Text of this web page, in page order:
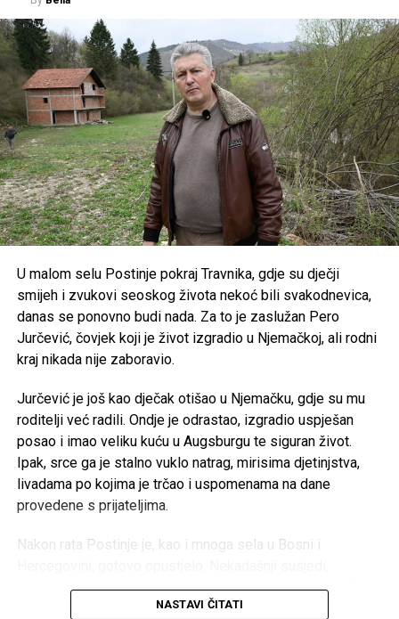
Monaku. Nakon toga par je jahtom doplovio do Portofina
gdje je u večernjim satima počelo i slavlje koje će trajati tri
dana.
Share Post
Share
Tweet Share
Mail
U malom selu Postinje pokraj Travnika, gdje su dječji
smijeh i zvukovi seoskog života nekoć bili svakodnevica,
danas se ponovno budi nada. Za to je zaslužan Pero
Jurčević, čovjek koji je život izgradio u Njemačkoj, ali rodni
kraj nikada nije zaboravio.
Jurčević je još kao dječak otišao u Njemačku, gdje su mu
roditelji već radili. Ondje je odrastao, izgradio uspješan
posao i imao veliku kuću u Augsburgu te siguran život.
Ipak, srce ga je stalno vuklo natrag, mirisima djetinjstva,
livadama po kojima je trčao i uspomenama na dane
provedene s prijateljima.
Nakon rata Postinje je, kao i mnoga sela u Bosni i
raseljeni po svijetu, počeli su prodavati kuće i imanja. Tada
je Pero donio životnu odluku: prodao je kuću u Njemačkoj i
NASTAVI ČITATI